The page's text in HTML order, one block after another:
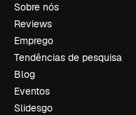
Sobre nós
Reviews
Emprego
Tendências de pesquisa
Blog
Eventos
Slidesgo